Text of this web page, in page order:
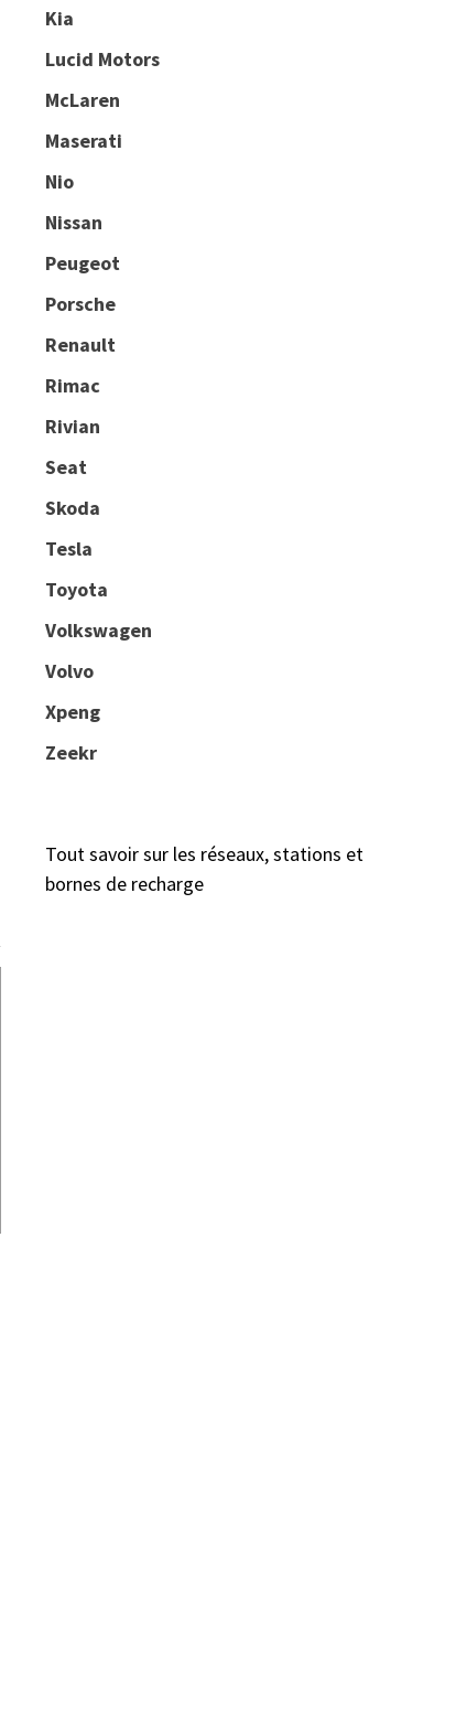
Kia
Lucid Motors
McLaren
Maserati
Nio
Nissan
Peugeot
Porsche
Renault
Rimac
Rivian
Seat
Skoda
Tesla
Toyota
Volkswagen
Volvo
Xpeng
Zeekr
Tout savoir sur les réseaux, stations et
bornes de recharge